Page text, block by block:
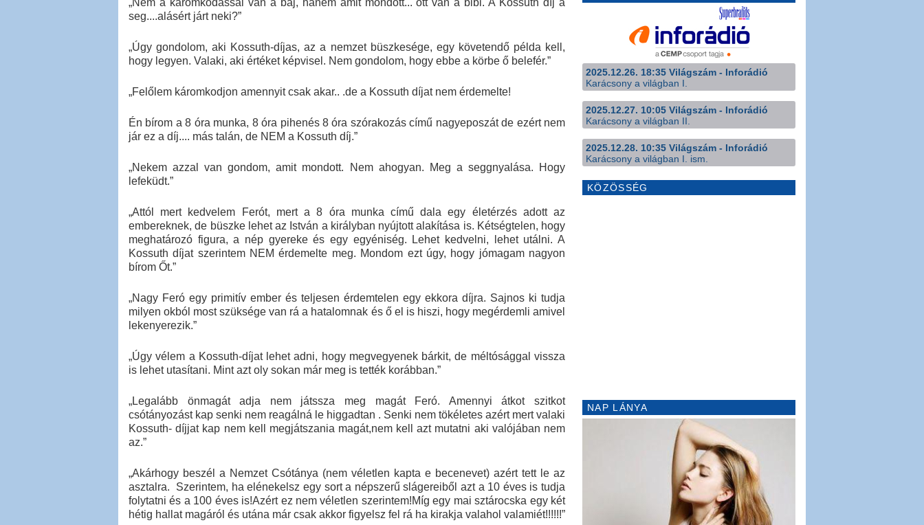
„Nem a káromkodással van a baj, hanem amit mondott... ott van a bibi. A Kossuth díj a
seg....alásért járt neki?”
„Úgy gondolom, aki Kossuth-díjas, az a nemzet büszkesége, egy követendő példa kell,
hogy legyen. Valaki, aki értéket képvisel. Nem gondolom, hogy ebbe a körbe ő belefér.”
„Felőlem káromkodjon amennyit csak akar.. .de a Kossuth díjat nem érdemelte!
Én bírom a 8 óra munka, 8 óra pihenés 8 óra szórakozás című nagyeposzát de ezért nem
jár ez a díj.... más talán, de NEM a Kossuth díj.”
„Nekem azzal van gondom, amit mondott. Nem ahogyan. Meg a seggnyalása. Hogy
lefeküdt.”
„Attól mert kedvelem Ferót, mert a 8 óra munka című dala egy életérzés adott az
embereknek, de büszke lehet az István a királyban nyújtott alakítása is. Kétségtelen, hogy
meghatározó figura, a nép gyereke és egy egyéniség. Lehet kedvelni, lehet utálni. A
Kossuth díjat szerintem NEM érdemelte meg. Mondom ezt úgy, hogy jómagam nagyon
bírom Őt.”
„Nagy Feró egy primitív ember és teljesen érdemtelen egy ekkora díjra. Sajnos ki tudja
milyen okból most szüksége van rá a hatalomnak és ő el is hiszi, hogy megérdemli amivel
lekenyerezik.”
„Úgy vélem a Kossuth-díjat lehet adni, hogy megvegyenek bárkit, de méltósággal vissza
is lehet utasítani. Mint azt oly sokan már meg is tették korábban.”
„Legalább önmagát adja nem játssza meg magát Feró. Amennyi átkot szitkot
csótányozást kap senki nem reagálná le higgadtan . Senki nem tökéletes azért mert valaki
Kossuth- díjjat kap nem kell megjátszania magát,nem kell azt mutatni aki valójában nem
az.”
„Akárhogy beszél a Nemzet Csótánya (nem véletlen kapta e becenevet) azért tett le az
asztalra. Szerintem, ha elénekelsz egy sort a népszerű slágereiből azt a 10 éves is tudja
folytatni és a 100 éves is!Azért ez nem véletlen szerintem!Míg egy mai sztárocska egy két
hétig hallat magáról és utána már csak akkor figyelsz fel rá ha kirakja valahol valamiét!!!!!!”
2025.12.26. 18:35 Világszám - Inforádió
Karácsony a világban I.
2025.12.27. 10:05 Világszám - Inforádió
Karácsony a világban II.
2025.12.28. 10:35 Világszám - Inforádió
Karácsony a világban I. ism.
KÖZÖSSÉG
NAP LÁNYA